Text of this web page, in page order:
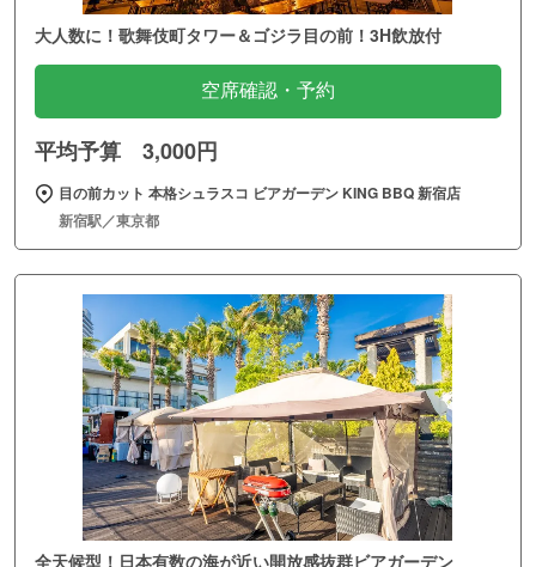
大人数に！歌舞伎町タワー＆ゴジラ目の前！3H飲放付
空席確認・予約
平均予算 3,000円
目の前カット 本格シュラスコ ビアガーデン KING BBQ 新宿店
新宿駅／東京都
全天候型！日本有数の海が近い開放感抜群ビアガーデン